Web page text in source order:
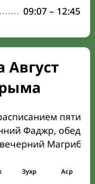
09:07 – 12:45
Август
пяти
Фаджр,
Магриб
Зухр Аср